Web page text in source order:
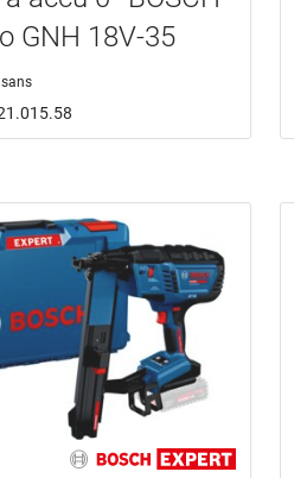
GNH 18V-35
sans